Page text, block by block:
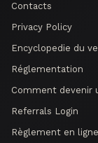
Contacts
Privacy Policy
Encyclopedie du
Réglementation
Comment devenir
Referrals Login
Règlement en